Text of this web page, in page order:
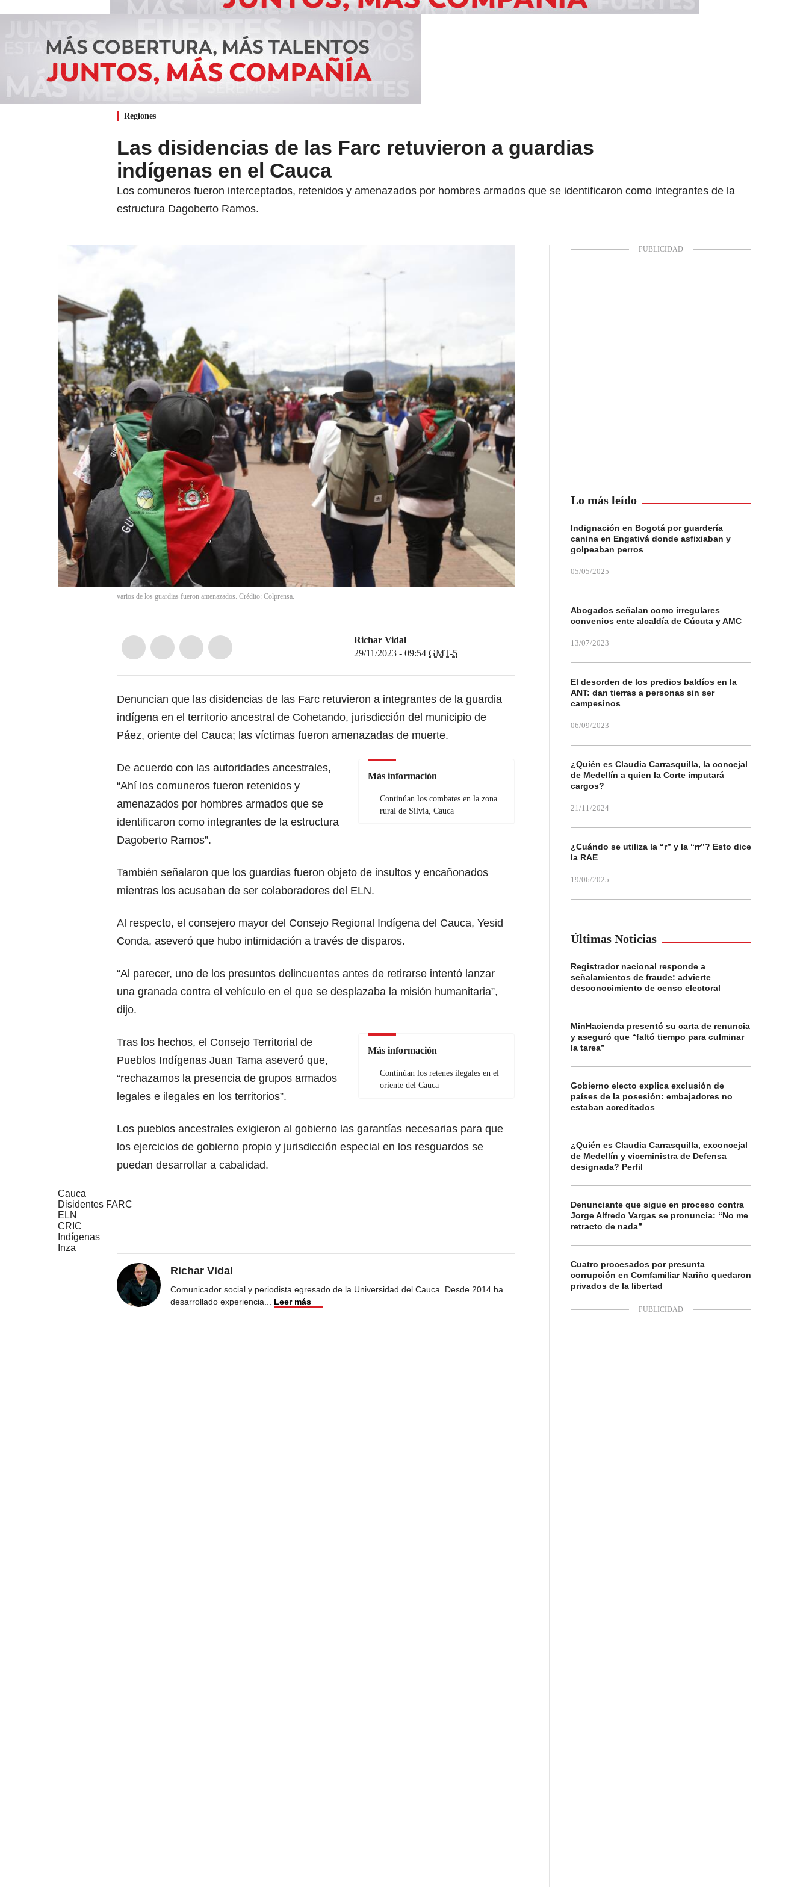
Regiones
Las disidencias de las Farc retuvieron a guardias
indígenas en el Cauca
Los comuneros fueron interceptados, retenidos y amenazados por hombres armados que se identificaron como integrantes de la
estructura Dagoberto Ramos.
varios de los guardias fueron amenazados. Crédito: Colprensa.
Richar Vidal
29/11/2023 - 09:54 GMT-5
Denuncian que las disidencias de las Farc retuvieron a integrantes de la guardia
indígena en el territorio ancestral de Cohetando, jurisdicción del municipio de
Páez, oriente del Cauca; las víctimas fueron amenazadas de muerte.
Más información
Continúan los combates en la zona
rural de Silvia, Cauca
De acuerdo con las autoridades ancestrales,
“Ahí los comuneros fueron retenidos y
amenazados por hombres armados que se
identificaron como integrantes de la estructura
Dagoberto Ramos”.
También señalaron que los guardias fueron objeto de insultos y encañonados
mientras los acusaban de ser colaboradores del ELN.
Al respecto, el consejero mayor del Consejo Regional Indígena del Cauca, Yesid
Conda, aseveró que hubo intimidación a través de disparos.
“Al parecer, uno de los presuntos delincuentes antes de retirarse intentó lanzar
una granada contra el vehículo en el que se desplazaba la misión humanitaria”,
dijo.
Más información
Continúan los retenes ilegales en el
oriente del Cauca
Tras los hechos, el Consejo Territorial de
Pueblos Indígenas Juan Tama aseveró que,
“rechazamos la presencia de grupos armados
legales e ilegales en los territorios”.
Los pueblos ancestrales exigieron al gobierno las garantías necesarias para que
los ejercicios de gobierno propio y jurisdicción especial en los resguardos se
puedan desarrollar a cabalidad.
Cauca
Disidentes FARC
ELN
CRIC
Indígenas
Inza
Richar Vidal
Comunicador social y periodista egresado de la Universidad del Cauca. Desde 2014 ha
desarrollado experiencia... Leer más
Lo más leído
Indignación en Bogotá por guardería
canina en Engativá donde asfixiaban y
golpeaban perros
05/05/2025
Abogados señalan como irregulares
convenios ente alcaldía de Cúcuta y AMC
13/07/2023
El desorden de los predios baldíos en la
ANT: dan tierras a personas sin ser
campesinos
06/09/2023
¿Quién es Claudia Carrasquilla, la concejal
de Medellín a quien la Corte imputará
cargos?
21/11/2024
¿Cuándo se utiliza la “r” y la “rr”? Esto dice
la RAE
19/06/2025
Últimas Noticias
Registrador nacional responde a
señalamientos de fraude: advierte
desconocimiento de censo electoral
MinHacienda presentó su carta de renuncia
y aseguró que “faltó tiempo para culminar
la tarea”
Gobierno electo explica exclusión de
países de la posesión: embajadores no
estaban acreditados
¿Quién es Claudia Carrasquilla, exconcejal
de Medellín y viceministra de Defensa
designada? Perfil
Denunciante que sigue en proceso contra
Jorge Alfredo Vargas se pronuncia: “No me
retracto de nada”
Cuatro procesados por presunta
corrupción en Comfamiliar Nariño quedaron
privados de la libertad